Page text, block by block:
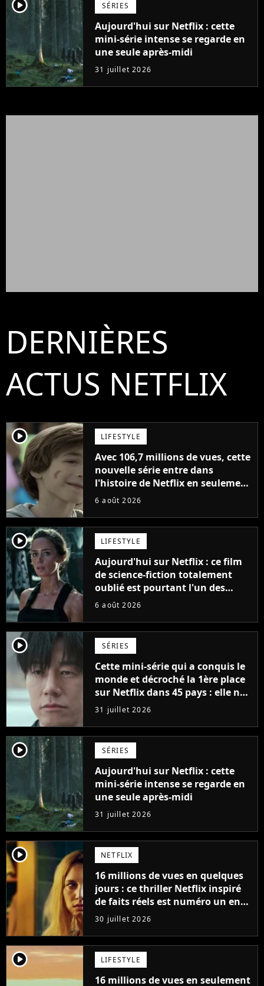
player2 SÉRIES
Aujourd'hui sur Netflix : cette
mini-série intense se regarde en
une seule après-midi
31 juillet 2026
DERNIÈRES
ACTUS NETFLIX
player2 LIFESTYLE
Avec 106,7 millions de vues, cette
nouvelle série entre dans
l'histoire de Netflix en seulement
48 jours
6 août 2026
player2 LIFESTYLE
Aujourd'hui sur Netflix : ce film
de science-fiction totalement
oublié est pourtant l'un des
meilleurs des années 2010
6 août 2026
player2 SÉRIES
Cette mini-série qui a conquis le
monde et décroché la 1ère place
sur Netflix dans 45 pays : elle ne
compte que 10 épisodes et c'est
un phénomène mondial
31 juillet 2026
player2 SÉRIES
Aujourd'hui sur Netflix : cette
mini-série intense se regarde en
une seule après-midi
31 juillet 2026
player2 NETFLIX
16 millions de vues en quelques
jours : ce thriller Netflix inspiré
de faits réels est numéro un en
France
30 juillet 2026
player2 LIFESTYLE
16 millions de vues en seulement